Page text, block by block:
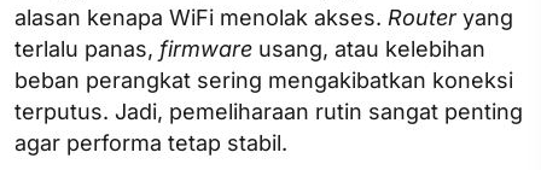
alasan kenapa WiFi menolak akses. Routeryang
terlalu panas, firmware usang, atau kelebihan
beban perangkat sering mengakibatkan koneksi
terputus. Jadi, pemeliharaan rutin sangat penting
agar performa tetap stabil.